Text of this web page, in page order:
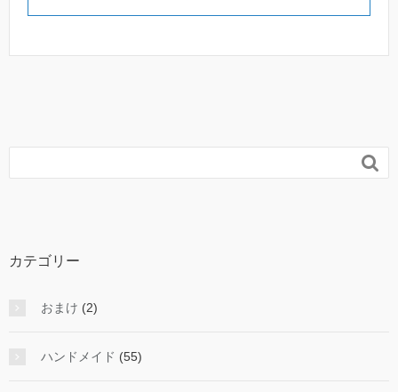

カテゴリー
おまけ (2)
ハンドメイド (55)